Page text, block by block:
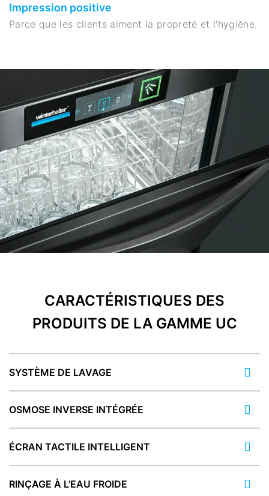
Impression positive
Parce que les clients aiment la propreté et l'hygiène.
CARACTÉRISTIQUES DES
PRODUITS DE LA GAMME UC
SYSTÈME DE LAVAGE
OSMOSE INVERSE INTÉGRÉE
ÉCRAN TACTILE INTELLIGENT
RINÇAGE À L'EAU FROIDE